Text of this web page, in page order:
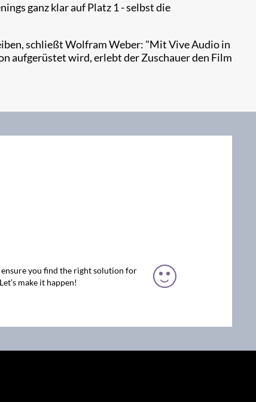
ganz klar auf Platz 1 - selbst die
schließt Wolfram Weber: "Mit Vive Audio in
aufgerüstet wird, erlebt der Zuschauer den Film
you find the right solution for
make it happen!